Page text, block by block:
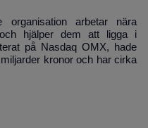
organisation arbetar nära
hjälper dem att ligga i
på Nasdaq OMX, hade
kronor och har cirka